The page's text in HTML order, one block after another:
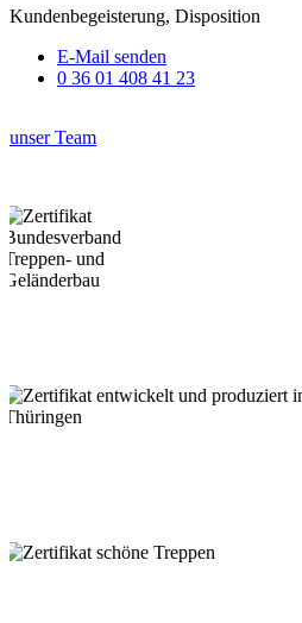
Kundenbegeisterung, Disposition
E-Mail senden
0 36 01 408 41 23
unser Team